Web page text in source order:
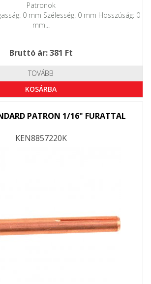
Patronok
0 mm Szélesség: 0 mm Hosszúság: 0
mm...
Bruttó ár: 381 Ft
TOVÁBB
KOSÁRBA
PATRON 1/16" FURATTAL
KEN8857220K